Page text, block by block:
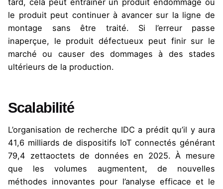
tard, cela peut entraîner un produit endommagé ou
le produit peut continuer à avancer sur la ligne de
montage sans être traité. Si l’erreur passe
inaperçue, le produit défectueux peut finir sur le
marché ou causer des dommages à des stades
ultérieurs de la production.
Scalabilité
L’organisation de recherche IDC a prédit qu’il y aura
41,6 milliards de dispositifs IoT connectés générant
79,4 zettaoctets de données en 2025. À mesure
que les volumes augmentent, de nouvelles
méthodes innovantes pour l’analyse efficace et le